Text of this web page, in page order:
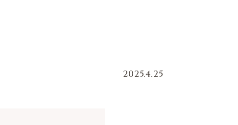
2025.4.25